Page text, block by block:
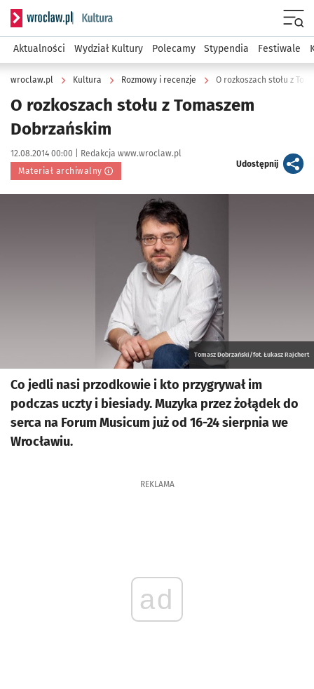
Serwis informacyjny wroclaw.pl podserwis: Kultura
Aktualności Wydział Kultury Polecamy Stypendia Festiwale
wroclaw.pl Kultura Rozmowy i recenzje O rozkoszach stołu z
O rozkoszach stołu z Tomaszem
Dobrzańskim
Data publikacji:
12.08.2014 00:00 | Autor:
Redakcja www.wroclaw.pl
Materiał archiwalny
Udostępnijartykuł
Tomasz Dobrzański/fot. Łukasz Rajchert
Co jedli nasi przodkowie i kto przygrywał im
podczas uczty i biesiady. Muzyka przez żołądek do
serca na Forum Musicum już od 16-24 sierpnia we
Wrocławiu.
REKLAMA
ad